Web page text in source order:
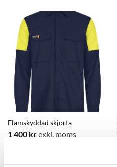
Flamskyddad skjorta
1 400 krexkl. moms